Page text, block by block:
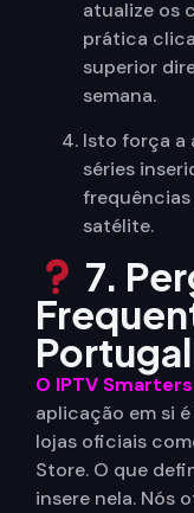
atualize os
prática
superior
semana.
Isto força a
séries
frequências
satélite.
7.
Portugal
O IPTV
aplicação em si
lojas oficiais
Store. O que
insere nela. Nós